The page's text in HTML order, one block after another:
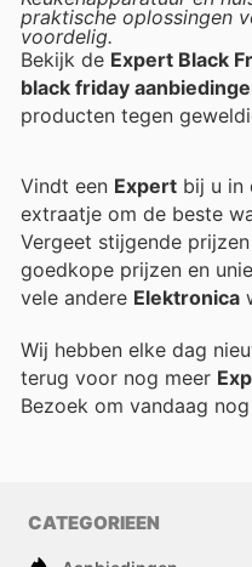
praktische oplossingen
voordelig.
Bekijk de Expert Black
black friday
producten tegen
Vindt een Expert bij u in
extraatje om de beste
Vergeet stijgende
goedkope prijzen en
vele andere Elektronica
Wij hebben elke dag
terug voor nog meer
Bezoek om vandaag
CATEGORIEEN